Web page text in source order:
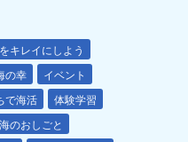
キレイにしよう
の幸
イベント
で海活
体験学習
海のおしごと